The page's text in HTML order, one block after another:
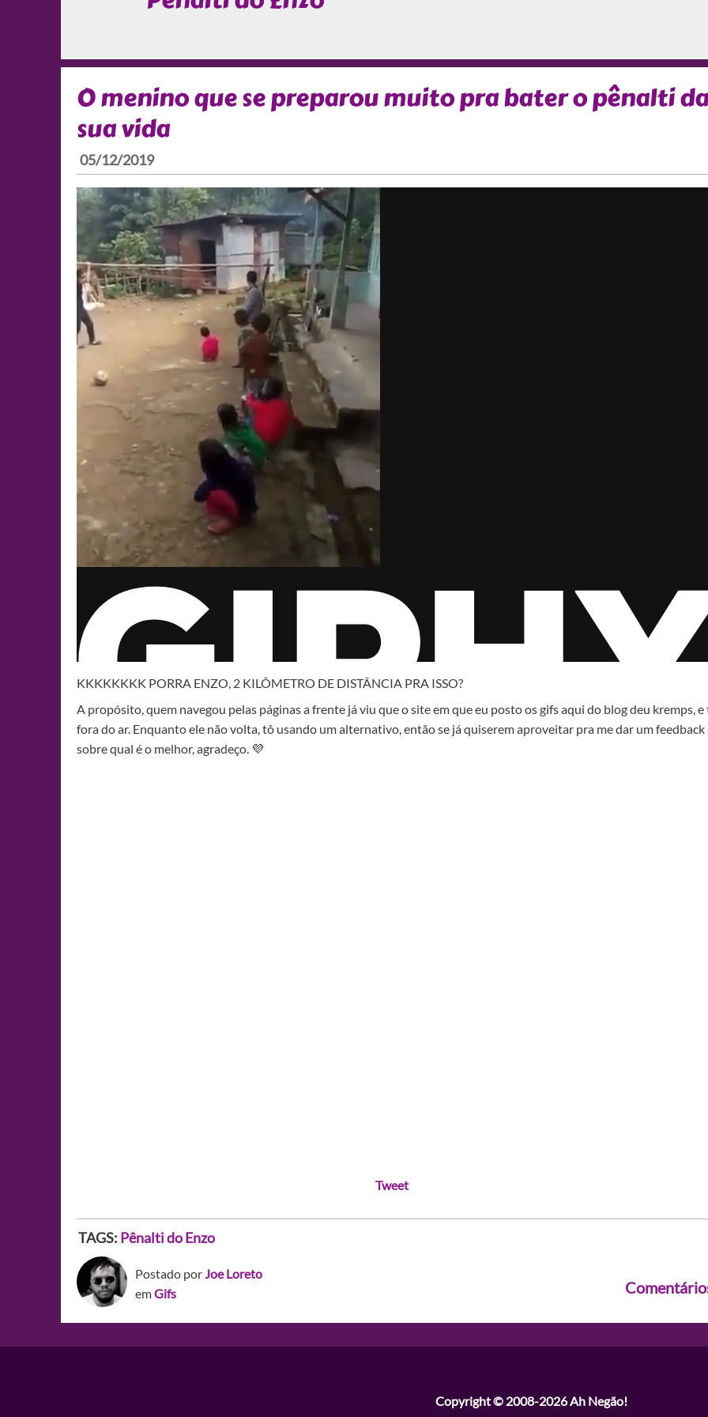
O menino que se preparou muito pra bater o pênalti da
sua vida
05/12/2019
KKKKKKKK PORRA ENZO, 2 KILÔMETRO DE DISTÂNCIA PRA ISSO?
A propósito, quem navegou pelas páginas a frente já viu que o site em que eu posto os gifs aqui do blog deu kremps, e
fora do ar. Enquanto ele não volta, tô usando um alternativo, então se já quiserem aproveitar pra me dar um feedback
sobre qual é o melhor, agradeço. 💜
Tweet
TAGS: Pênalti do Enzo
Postado porJoe Loreto
emGifs
Copyright © 2008-2026Ah Negão!